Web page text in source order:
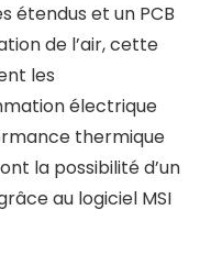
étendus et un PCB
de l’air, cette
les
électrique
thermique
la possibilité d’un
au logiciel MSI